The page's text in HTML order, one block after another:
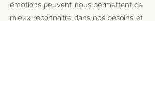
émotions peuvent nous permettent de
mieux reconnaître dans nos besoins et